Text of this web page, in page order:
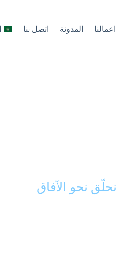
اعمالنا المدونة اتصل بنا
نحلّق نحو الآفاق